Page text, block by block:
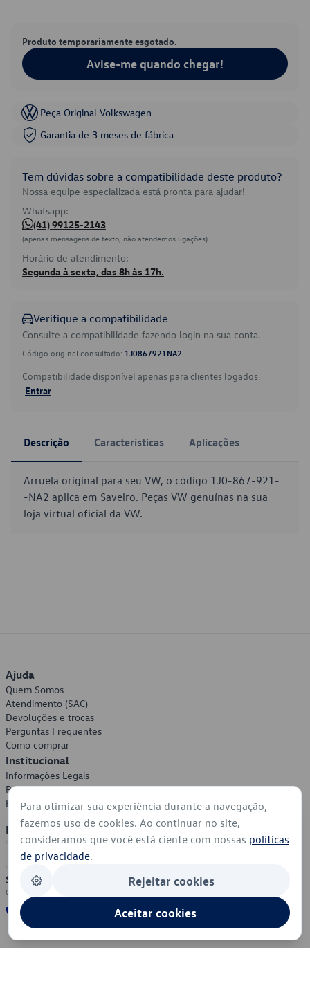
Produto temporariamente esgotado.
Avise-me quando chegar!
Peça Original Volkswagen
Garantia de 3 meses de fábrica
Tem dúvidas sobre a compatibilidade deste produto?
Nossa equipe especializada está pronta para ajudar!
Whatsapp:
(41) 99125-2143
(apenas mensagens de texto, não atendemos ligações)
Horário de atendimento:
Segunda à sexta, das 8h às 17h.
Verifique a compatibilidade
Consulte a compatibilidade fazendo login na sua conta.
Código original consultado: 1J0867921NA2
Compatibilidade disponível apenas para clientes logados.
Entrar
Descrição Características Aplicações
Arruela original para seu VW, o código 1J0-867-921-
-NA2 aplica em Saveiro. Peças VW genuínas na sua
loja virtual oficial da VW.
Ajuda
Quem Somos
Atendimento (SAC)
Devoluções e trocas
Perguntas Frequentes
Como comprar
Institucional
Informações Legais
Política de Privacidade
Política de Cookies
Formas de Pagamento
Segurança
Para otimizar sua experiência durante a navegação,
fazemos uso de cookies. Ao continuar no site,
consideramos que você está ciente com nossas políticas
de privacidade.
Rejeitar cookies
Aceitar cookies